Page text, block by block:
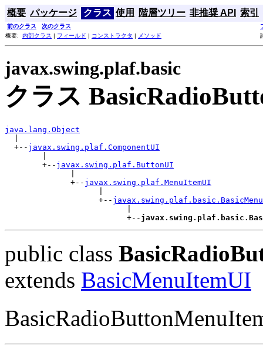
概要 パッケージ クラス 使用 階層ツリー 非推奨 API 索引
前のクラス 次のクラス
概要: 内部クラス | フィールド | コンストラクタ | メソッド
javax.swing.plaf.basic
クラス
java.lang.Object
  +--
javax.swing.plaf.ComponentUI
        +--
javax.swing.plaf.ButtonUI
              +--
javax.swing.plaf.MenuItemUI
                    +--
                          +--
public class
extends BasicMenuItemUI